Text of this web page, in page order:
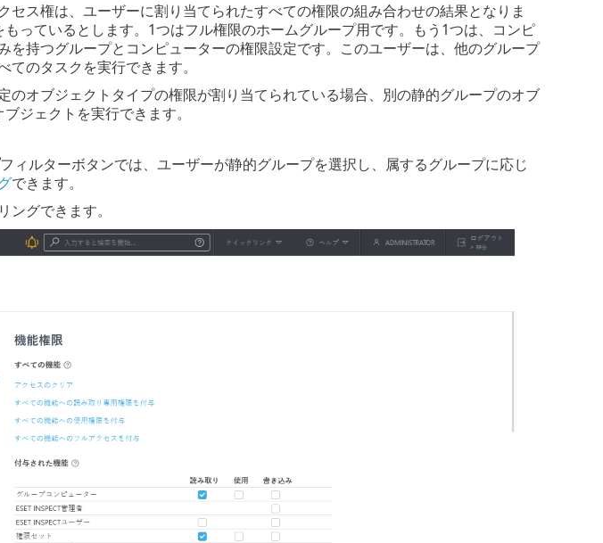
セス権は、ユーザーに割り当てられたすべての権限の組み合わせの結果となりま
っているとします。1つはフル権限のホームグループ用です。もう1つは、コンピ
を持つグループとコンピューターの権限設定です。このユーザーは、他のグループ
のタスクを実行できます。
のオブジェクトタイプの権限が割り当てられている場合、別の静的グループのオブ
ジェクトを実行できます。
フィルターボタンでは、ユーザーが静的グループを選択し、属するグループに応じ
できます。
グできます。